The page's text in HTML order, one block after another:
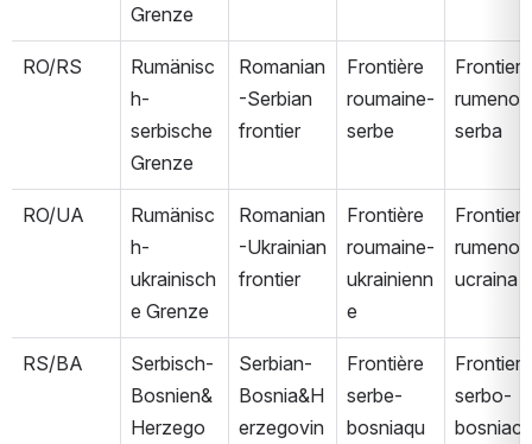
Grenze
RO/RS
Rumänisc
h-
serbische
Grenze
Romanian
-Serbian
frontier
Frontière
roumaine-
serbe
Frontiera
rumeno-
serba
RO/UA
Rumänisc
h-
ukrainisch
e Grenze
Romanian
-Ukrainian
frontier
Frontière
roumaine-
ukrainienn
e
Frontiera
rumeno-
ucraina
RS/BA
Serbisch-
Bosnien&
Herzego
Serbian-
Bosnia&H
erzegovin
Frontière
serbe-
bosniaqu
Frontiera
serbo-
bosniaca